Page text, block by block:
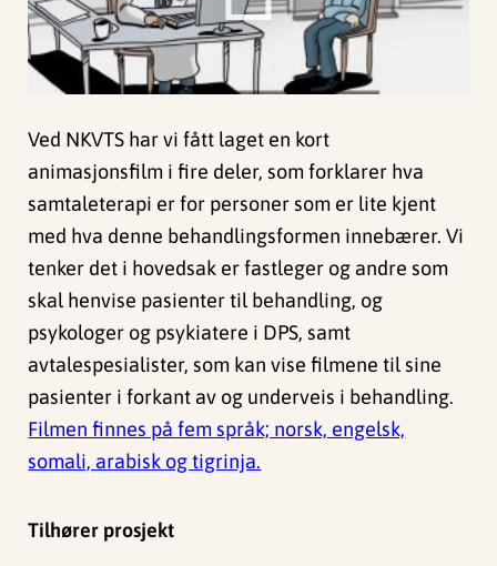
Ved NKVTS har vi fått laget en kort
animasjonsfilm i fire deler, som forklarer hva
samtaleterapi er for personer som er lite kjent
med hva denne behandlingsformen innebærer. Vi
tenker det i hovedsak er fastleger og andre som
skal henvise pasienter til behandling, og
psykologer og psykiatere i DPS, samt
avtalespesialister, som kan vise filmene til sine
pasienter i forkant av og underveis i behandling.
Filmen finnes på fem språk; norsk, engelsk,
somali, arabisk og tigrinja.
Tilhører prosjekt